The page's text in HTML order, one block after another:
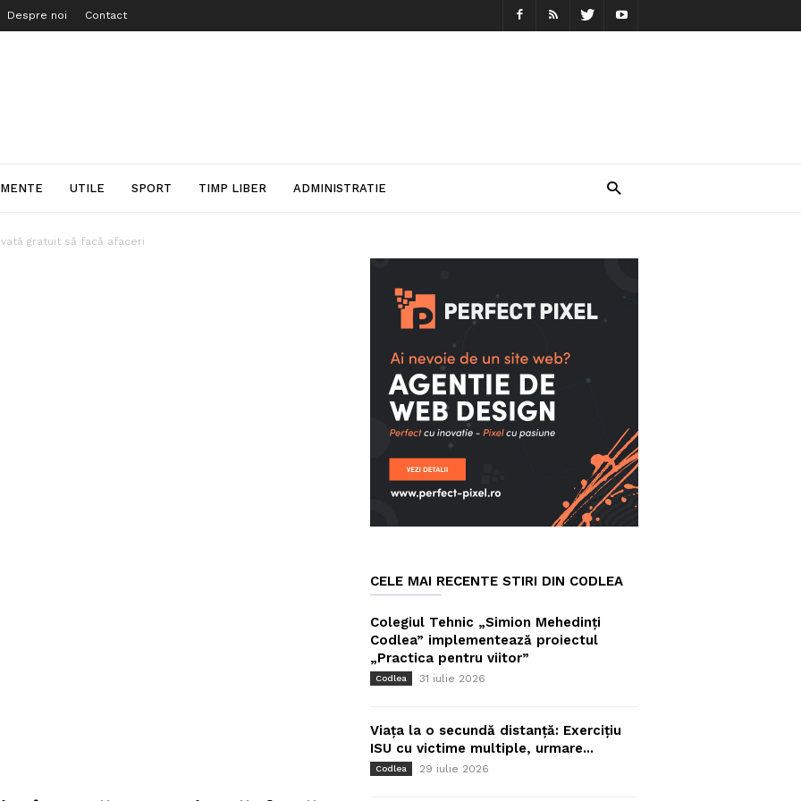
Despre noi Contact
UTILE SPORT TIMP LIBER ADMINISTRATIE
gratuit să facă afaceri
CELE MAI RECENTE STIRI DIN CODLEA
Colegiul Tehnic „Simion Mehedinți
Codlea” implementează proiectul
„Practica pentru viitor”
Codlea 31 iulie 2026
Viața la o secundă distanță: Exercițiu
ISU cu victime multiple, urmare...
Codlea 29 iulie 2026